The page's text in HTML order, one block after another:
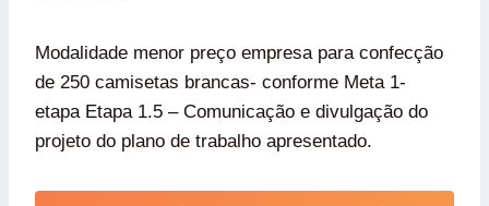
Modalidade menor preço empresa para confecção
de 250 camisetas brancas- conforme Meta 1-
etapa Etapa 1.5 – Comunicação e divulgação do
projeto do plano de trabalho apresentado.